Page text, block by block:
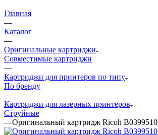
Главная
—
Каталог
—
Оригинальные картриджи
Совместимые картриджи
—
Картриджи для принтеров по типу
По бренду
—
Картриджи для лазерных принтеров
Струйные
—Оригинальный картридж Ricoh B0399510